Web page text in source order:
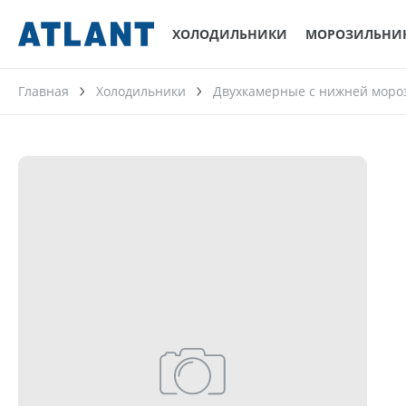
ХОЛОДИЛЬНИКИ
Главная Холодильники Двухкамерные с нижней